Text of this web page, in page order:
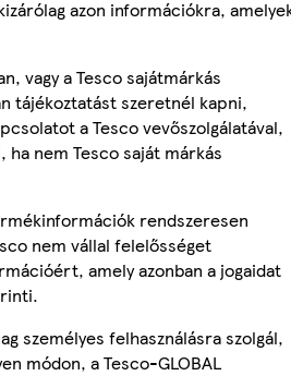
azon információkra,
vagy a Tesco sajátmárkás
tájékoztatást szeretnél kapni,
a Tesco vevőszolgálatával,
ha nem Tesco saját márkás
rendszeresen
nem vállal felelősséget
amely azonban a jogaidat
személyes felhasználásra szolgál,
módon, a Tesco-GLOBAL